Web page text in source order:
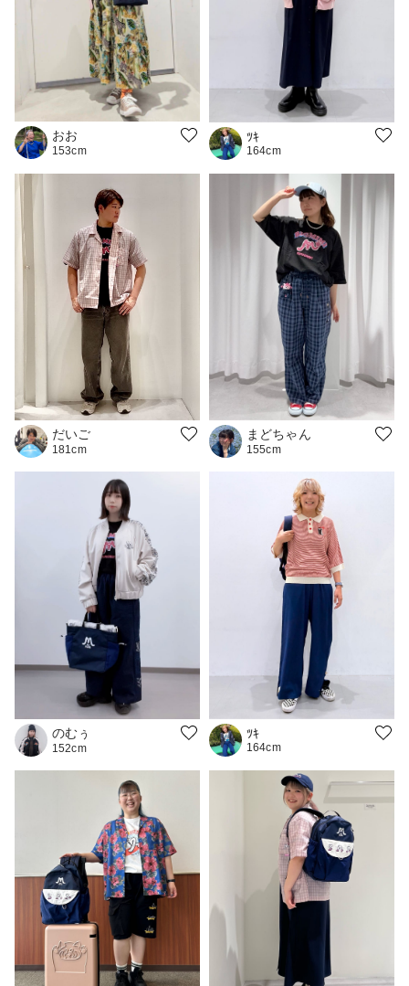
おお
153cm
ﾂｷ
164cm
だいご
181cm
まどちゃん
155cm
のむぅ
152cm
ﾂｷ
164cm